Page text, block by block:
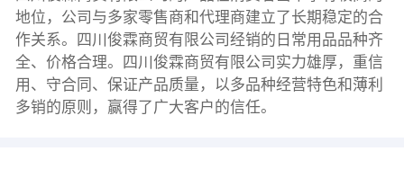
地位，公司与多家零售商和代理商建立了长期稳定的合
作关系。四川俊霖商贸有限公司经销的日常用品品种齐
全、价格合理。四川俊霖商贸有限公司实力雄厚，重信
用、守合同、保证产品质量，以多品种经营特色和薄利
多销的原则，赢得了广大客户的信任。